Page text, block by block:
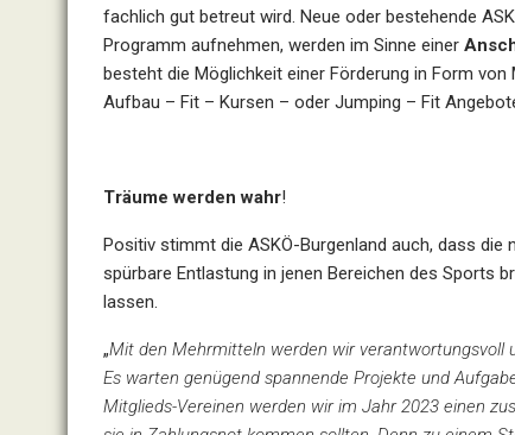
fachlich gut betreut wird. Neue oder bestehende
Programm aufnehmen, werden im Sinne einer
besteht die Möglichkeit einer Förderung in Form
Aufbau – Fit – Kursen – oder Jumping – Fit
Träume werden wahr!
Positiv stimmt die ASKÖ-Burgenland auch, dass die
spürbare Entlastung in jenen Bereichen des Sports
lassen.
„Mit den Mehrmitteln werden wir verantwortungsvoll
Es warten genügend spannende Projekte und
Mitglieds-Vereinen werden wir im Jahr 2023 einen